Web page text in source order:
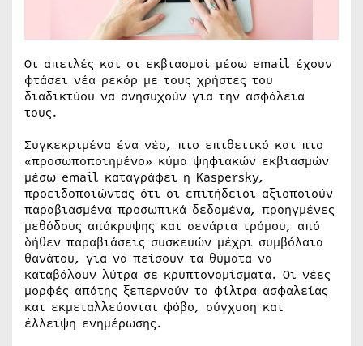
Οι απειλές και οι εκβιασμοί μέσω email έχουν
φτάσει νέα ρεκόρ με τους χρήστες του
διαδικτύου να ανησυχούν για την ασφάλεια
τους.
Συγκεκριμένα ένα νέο, πιο επιθετικό και πιο
«προσωποποιημένο» κύμα ψηφιακών εκβιασμών
μέσω email καταγράφει η Kaspersky,
προειδοποιώντας ότι οι επιτήδειοι αξιοποιούν
παραβιασμένα προσωπικά δεδομένα, προηγμένες
μεθόδους απόκρυψης και σενάρια τρόμου, από
δήθεν παραβιάσεις συσκευών μέχρι συμβόλαια
θανάτου, για να πείσουν τα θύματα να
καταβάλουν λύτρα σε κρυπτονομίσματα. Οι νέες
μορφές απάτης ξεπερνούν τα φίλτρα ασφαλείας
και εκμεταλλεύονται φόβο, σύγχυση και
έλλειψη ενημέρωσης.